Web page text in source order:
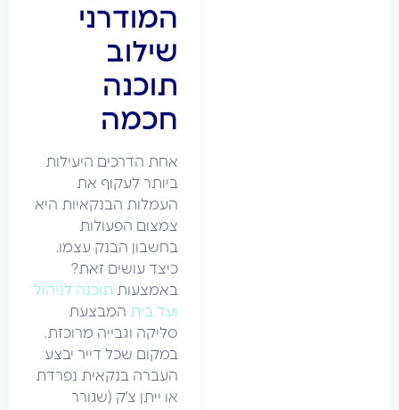
המודרני
שילוב
תוכנה
חכמה
אחת הדרכים היעילות
ביותר לעקוף את
העמלות הבנקאיות היא
צמצום הפעולות
בחשבון הבנק עצמו.
כיצד עושים זאת?
באמצעות תוכנה לניהול
ועד בית המבצעת
סליקה וגבייה מרוכזת.
במקום שכל דייר יבצע
העברה בנקאית נפרדת
או ייתן צ'ק (שגורר